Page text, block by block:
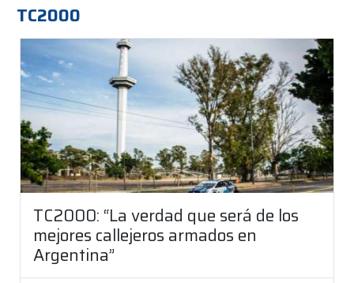
TC2000
TC2000: “La verdad que será de los
mejores callejeros armados en
Argentina”